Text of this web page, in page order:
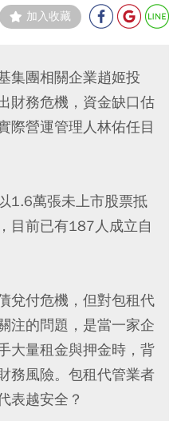
加入收藏
集團相關企業趙姬投
財務危機，資金缺口估
際營運管理人林佑任目
1.6萬張未上市股票抵
目前已有187人成立自
兌付危機，但對包租代
注的問題，是當一家企
大量租金與押金時，背
務風險。包租代管業者
表越安全？